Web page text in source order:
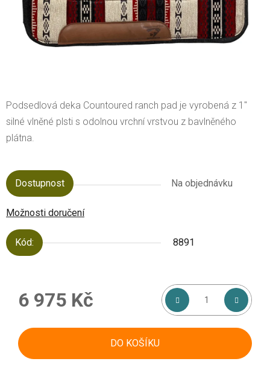
Podsedlová deka Countoured ranch pad je vyrobená z 1"
silné vlněné plsti s odolnou vrchní vrstvou z bavlněného
plátna.
Dostupnost Na objednávku
Možnosti doručení
Kód: 8891
6 975 Kč
DO KOŠÍKU